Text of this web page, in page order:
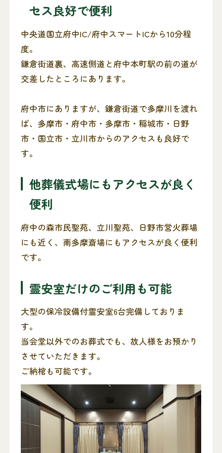
セス良好で便利
中央道国立府中IC/府中スマートICから10分程
度。
鎌倉街道裏、高速側道と府中本町駅の前の道が
交差したところにあります。
府中市にありますが、鎌倉街道で多摩川を渡れ
ば、多摩市・府中市・多摩市・稲城市・日野
市・国立市・立川市からのアクセスも良好で
す。
他葬儀式場にもアクセスが良く
便利
府中の森市民聖苑、立川聖苑、日野市営火葬場
にも近く、南多摩斎場にもアクセスが良く便利
です。
霊安室だけのご利用も可能
大型の保冷設備付霊安室6台完備しておりま
す。
当会堂以外でのお葬式でも、故人様をお預かり
させていただきます。
ご納棺も可能です。